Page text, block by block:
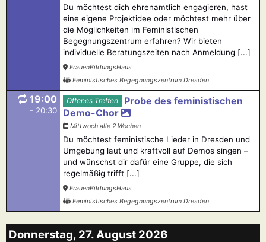
Du möchtest dich ehrenamtlich engagieren, hast
eine eigene Projektidee oder möchtest mehr über
die Möglichkeiten im Feministischen
Begegnungszentrum erfahren? Wir bieten
individuelle Beratungszeiten nach Anmeldung [...]
FrauenBildungsHaus
Feministisches Begegnungszentrum Dresden
19:00
- 20:30
Offenes Treffen
Probe des feministischen
Demo-Chor
Mittwoch alle 2 Wochen
Du möchtest feministische Lieder in Dresden und
Umgebung laut und kraftvoll auf Demos singen –
und wünschst dir dafür eine Gruppe, die sich
regelmäßig trifft [...]
FrauenBildungsHaus
Feministisches Begegnungszentrum Dresden
Donnerstag, 27. August 2026